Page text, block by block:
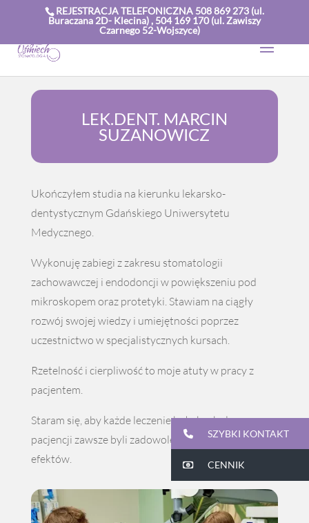
REJESTRACJA TELEFONICZNA 508 869 273 (ul.
Buraczana 2D- Klecina) , 504 169 170 (ul. Zawiszy
Czarnego 52-Wojszyce)
LEK.DENT. MARCIN
SUZANOWICZ
Ukończyłem studia na kierunku lekarsko-
dentystycznym Gdańskiego Uniwersytetu
Medycznego.
Wykonuję zabiegi z zakresu stomatologii
zachowawczej i endodoncji w powiększeniu pod
mikroskopem oraz protetyki. Stawiam na ciągły
rozwój swojej wiedzy i umiejętności poprzez
uczestnictwo w specjalistycznych kursach.
Rzetelność i cierpliwość to moje atuty w pracy z
pacjentem.
Staram się, aby każde leczenie było bezbolesne, a
pacjencji zawsze byli zadowoleni z długotrwałych
efektów.
SZYBKI KONTAKT
CENNIK